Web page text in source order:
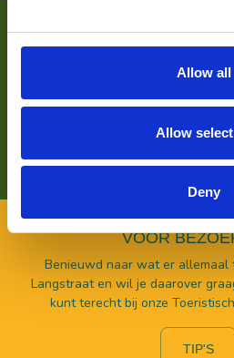
Allow all
Allow
Deny
VOOR
Zoek je meer informatie over het
ons wat wij
VOOR
Benieuwd naar wat er allemaal
Langstraat en wil je daarover
kunt terecht bij onze
TIP'S